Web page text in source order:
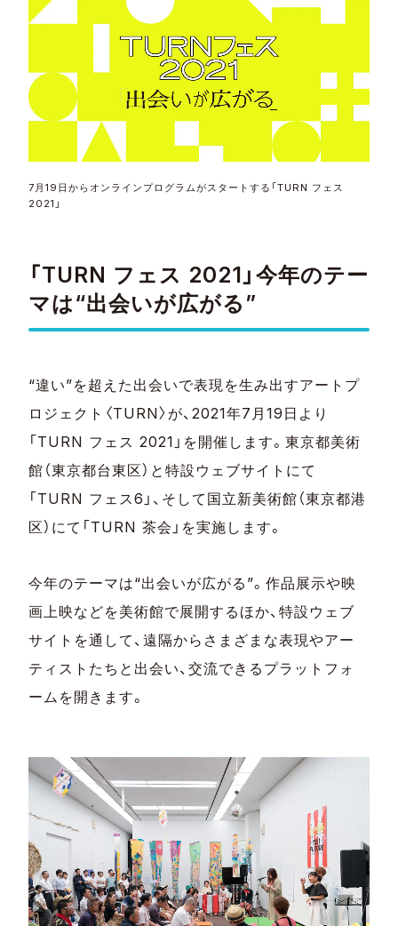
7月19日からオンラインプログラムがスタートする「TURN フェス
2021」
「TURN フェス 2021」今年のテー
マは“出会いが広がる”
“違い”を超えた出会いで表現を生み出すアートプ
ロジェクト〈TURN〉が、2021年7月19日より
「TURN フェス 2021」を開催します。東京都美術
館（東京都台東区）と特設ウェブサイトにて
「TURN フェス6」、そして国立新美術館（東京都港
区）にて「TURN 茶会」を実施します。
今年のテーマは“出会いが広がる”。作品展示や映
画上映などを美術館で展開するほか、特設ウェブ
サイトを通して、遠隔からさまざまな表現やアー
ティストたちと出会い、交流できるプラットフォ
ームを開きます。